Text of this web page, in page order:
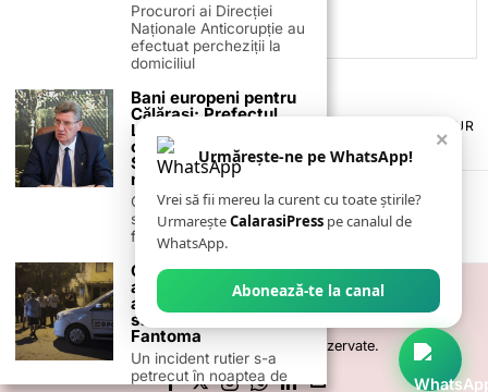
TERMENI ȘI CONDIȚII
POLITICA DE ANULARE & RETUR
PUBLICITATE ONLINE & TIPĂRITĂ
CONTACT
ZIARUL ANUNȚUL CĂLĂRĂȘEAN
2026- Toate drepturile sunt rezervate.
×
Urmărește-ne pe WhatsApp!
Vrei să fii mereu la curent cu toate știrile?
UrmareșteCalarasiPress pe canalul de
WhatsApp.
Abonează-te la canal
Procurori ai Direcției
Naționale Anticorupție au
efectuat percheziții la
domiciliul
Bani europeni pentru
Călărași: Prefectul
Laurențiu State anunță
colaborarea cu ADR
Sud-Muntenia pentru
noi finanțări
Călărașul se pregătește
să intre pe harta
finanțărilor europene, cu
O fetiță de 4 ani,
acroșată de o mașină
a Poliției Locale pe o
stradă din cartierul
Fantoma
Un incident rutier s-a
petrecut în noaptea de